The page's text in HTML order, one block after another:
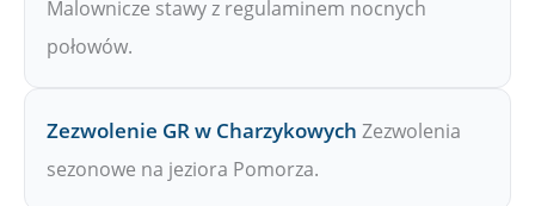
Malownicze stawy z regulaminem nocnych
połowów.
Zezwolenie GR w Charzykowych Zezwolenia
sezonowe na jeziora Pomorza.